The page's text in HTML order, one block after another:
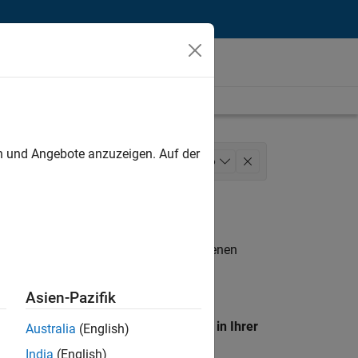
Sales Operations 6
. Wenn Sie noch immer keine offenen
unseres
Standort, um alle Stellenangebote in Ihrer
Angebote anzuzeigen. Auf der
Asien-Pazifik
Australia (English)
India (English)